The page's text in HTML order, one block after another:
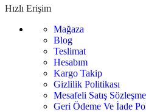
Hızlı Erişim
Mağaza
Blog
Teslimat
Hesabım
Kargo Takip
Gizlilik Politikası
Mesafeli Satış
Geri Ödeme Ve İade